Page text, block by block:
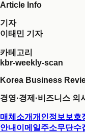
Article Info
기자
이태민 기자
카테고리
kbr-weekly-scan
Korea Business
경영·경제·비즈니스
매체소개개인정보보호
안내 이메일주소무단수